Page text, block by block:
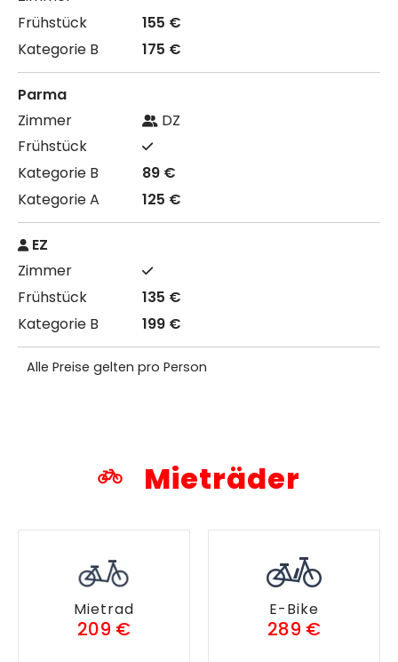
155 €
175 €
Parma
DZ
89 €
125 €
EZ
135 €
199 €
Alle Preise gelten pro Person
Mieträder
Mietrad
209 €
E-Bike
289 €